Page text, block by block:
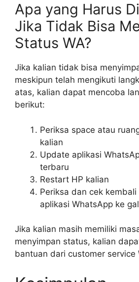
Apa yang Harus
Jika Tidak Bisa
Status WA?
Jika kalian tidak bisa
meskipun telah mengikuti
atas, kalian dapat mencoba
berikut:
Periksa space atau
kalian
Update aplikasi
terbaru
Restart HP kalian
Periksa dan cek kembali
aplikasi WhatsApp ke
Jika kalian masih memiliki
menyimpan status, kalian
bantuan dari customer service